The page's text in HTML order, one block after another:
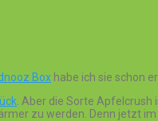
Box habe ich sie schon
. Aber die Sorte
zu werden. Denn jetzt